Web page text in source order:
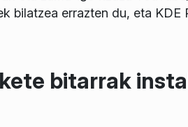
bilatzea errazten du, eta
bitarrak